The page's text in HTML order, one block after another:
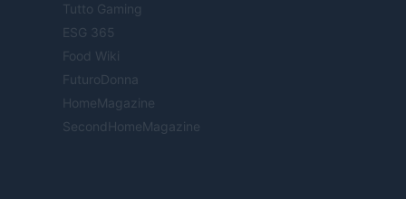
Tutto Gaming
ESG 365
Food Wiki
FuturoDonna
HomeMagazine
SecondHomeMagazine